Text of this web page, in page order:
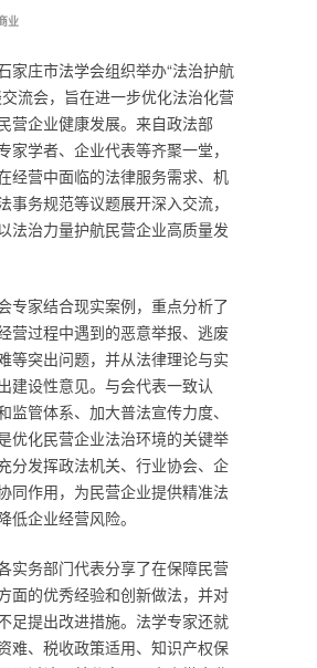
业
家庄市法学会组织举办“法治护航
流会，旨在进一步优化法治化营
营企业健康发展。来自政法部
家学者、企业代表等齐聚一堂，
经营中面临的法律服务需求、机
事务规范等议题展开深入交流，
法治力量护航民营企业高质量发
专家结合现实案例，重点分析了
营过程中遇到的恶意举报、逃废
等突出问题，并从法律理论与实
建设性意见。与会代表一致认
监管体系、加大普法宣传力度、
优化民营企业法治环境的关键举
分发挥政法机关、行业协会、企
同作用，为民营企业提供精准法
低企业经营风险。
实务部门代表分享了在保障民营
面的优秀经验和创新做法，并对
足提出改进措施。法学专家还就
难、税收政策适用、知识产权保